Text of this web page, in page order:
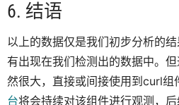
6. 结语
以上的数据仅是我们初步分析的
有出现在我们检测出的数据中。
然很大，直接或间接使用到curl
台将会持续对该组件进行观测，